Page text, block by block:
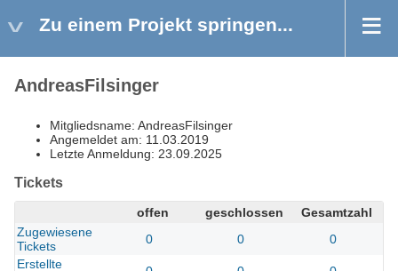
Zu einem Projekt springen...
AndreasFilsinger
Mitgliedsname: AndreasFilsinger
Angemeldet am: 11.03.2019
Letzte Anmeldung: 23.09.2025
Tickets
offen geschlossen
Gesamtzahl
Zugewiesene
Tickets
0 0
0
Erstellte